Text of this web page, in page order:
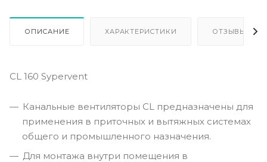
ОПИСАНИЕ ХАРАКТЕРИСТИКИ ОТЗЫВЫ
CL 160 Sypervent
Канальные вентиляторы CL предназначены для
применения в приточных и вытяжных системах
общего и промышленного назначения.
Для монтажа внутри помещения в